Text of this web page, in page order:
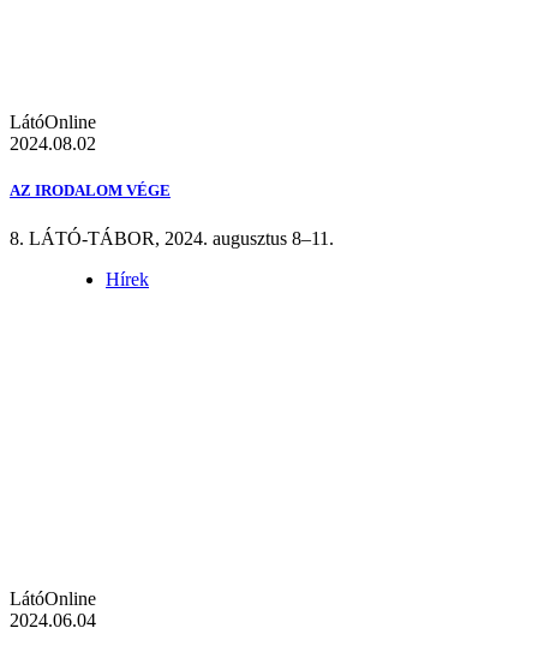
LátóOnline
2024.08.02
AZ IRODALOM VÉGE
8. LÁTÓ-TÁBOR, 2024. augusztus 8–11.
Hírek
LátóOnline
2024.06.04